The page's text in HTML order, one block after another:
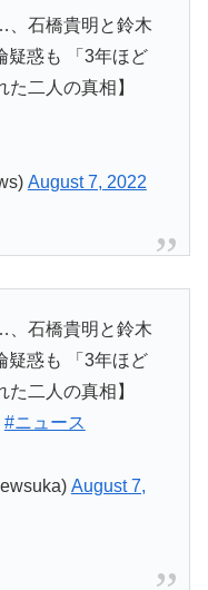
、石橋貴明と鈴木
疑惑も 「3年ほど
二人の真相】
August 7, 2022
、石橋貴明と鈴木
疑惑も 「3年ほど
二人の真相】
#ニュース
August 7,